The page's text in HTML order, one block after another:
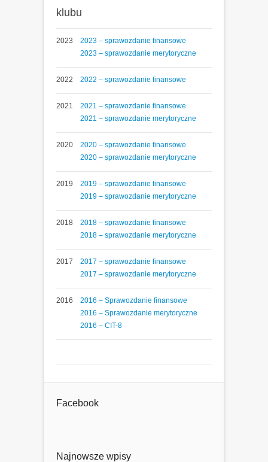
klubu
2023
2023 – sprawozdanie finansowe
2023 – sprawozdanie merytoryczne
2022 2022 – sprawozdanie finansowe
2021
2021 – sprawozdanie finansowe
2021 – sprawozdanie merytoryczne
2020
2020 – sprawozdanie finansowe
2020 – sprawozdanie merytoryczne
2019
2019 – sprawozdanie finansowe
2019 – sprawozdanie merytoryczne
2018
2018 – sprawozdanie finansowe
2018 – sprawozdanie merytoryczne
2017
2017 – sprawozdanie finansowe
2017 – sprawozdanie merytoryczne
2016
2016 – Sprawozdanie finansowe
2016 – Sprawozdanie merytoryczne
2016 – CIT-8
Facebook
Najnowsze wpisy